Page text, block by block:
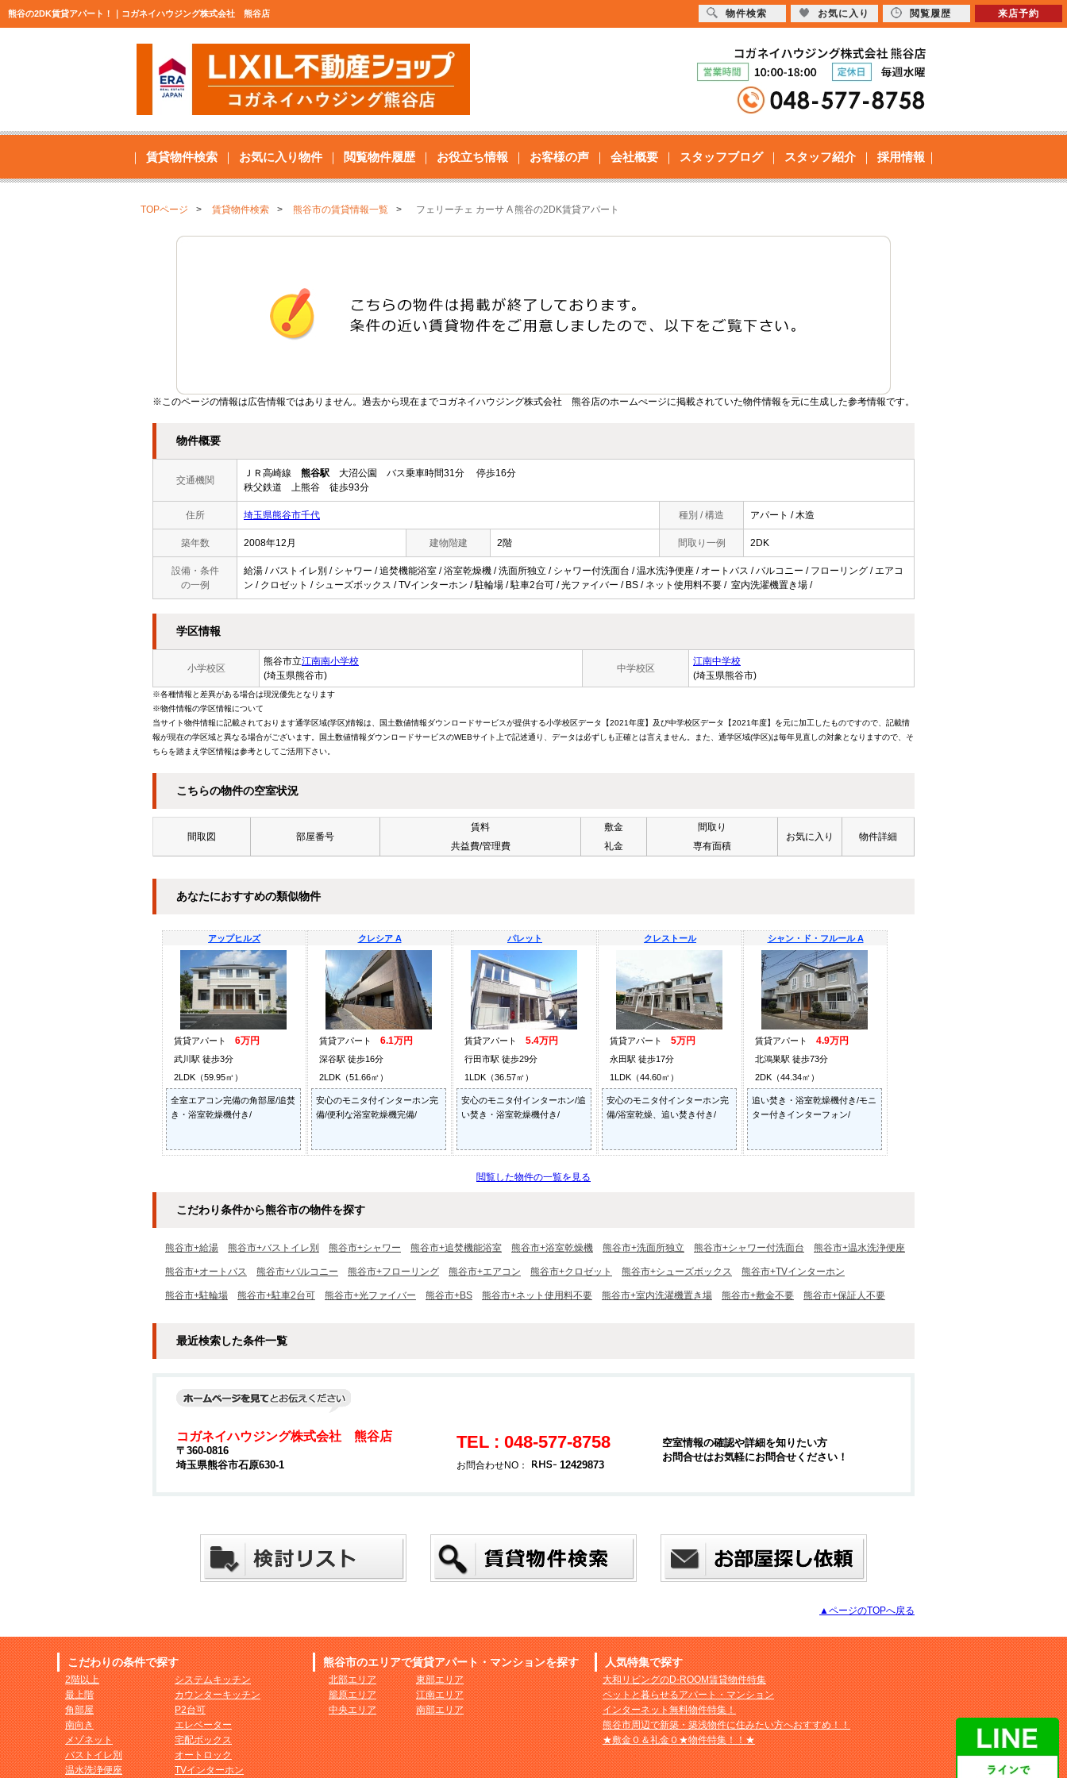
熊谷の2DK賃貸アパート！｜コガネイハウジング株式会社 熊谷店
賃貸物件検索 お気に入り物件 閲覧物件履歴 お役立ち情報 お客様の声 会社概要 スタッフブログ スタッフ紹介 採用情報
TOPページ 賃貸物件検索 熊谷市の賃貸情報一覧 フェリーチェ カーサ A 熊谷の2DK賃貸アパート
※このページの情報は広告情報ではありません。過去から現在までコガネイハウジング株式会社 熊谷店のホームぺージに掲載されていた物件情報を元に生成した参考情報です。
物件概要
交通機関
ＪＲ高崎線 熊谷駅 大沼公園 バス乗車時間31分 停歩16分
秩父鉄道 上熊谷 徒歩93分
住所 埼玉県熊谷市千代 種別 / 構造 アパート / 木造
築年数 2008年12月 建物階建 2階 間取り一例 2DK
設備・条件
の一例
給湯 / バストイレ別 / シャワー / 追焚機能浴室 / 浴室乾燥機 / 洗面所独立 / シャワー付洗面台 / 温水洗浄便座 / オートバス / バルコニー / フローリング / エアコ
ン / クロゼット / シューズボックス / TVインターホン / 駐輪場 / 駐車2台可 / 光ファイバー / BS / ネット使用料不要 / 室内洗濯機置き場 /
学区情報
小学校区
熊谷市立江南南小学校
(埼玉県熊谷市)
中学校区
江南中学校
(埼玉県熊谷市)
※各種情報と差異がある場合は現況優先となります
※物件情報の学区情報について
当サイト物件情報に記載されております通学区域(学区)情報は、国土数値情報ダウンロードサービスが提供する小学校区データ【2021年度】及び中学校区データ【2021年度】を元に加工したものですので、記載情
報が現在の学区域と異なる場合がございます。国土数値情報ダウンロードサービスのWEBサイト上で記述通り、データは必ずしも正確とは言えません。また、通学区域(学区)は毎年見直しの対象となりますので、そ
ちらを踏まえ学区情報は参考としてご活用下さい。
こちらの物件の空室状況
間取図 部屋番号
賃料
共益費/管理費
敷金
礼金
間取り
専有面積
お気に入り 物件詳細
あなたにおすすめの類似物件
アップヒルズ
賃貸アパート 6万円
武川駅 徒歩3分
2LDK（59.95㎡）
全室エアコン完備の角部屋/追焚
き・浴室乾燥機付き/
クレシア A
賃貸アパート 6.1万円
深谷駅 徒歩16分
2LDK（51.66㎡）
安心のモニタ付インターホン完
備/便利な浴室乾燥機完備/
パレット
賃貸アパート 5.4万円
行田市駅 徒歩29分
1LDK（36.57㎡）
安心のモニタ付インターホン/追
い焚き・浴室乾燥機付き/
クレストール
賃貸アパート 5万円
永田駅 徒歩17分
1LDK（44.60㎡）
安心のモニタ付インターホン完
備/浴室乾燥、追い焚き付き/
シャン・ド・フルール A
賃貸アパート 4.9万円
北鴻巣駅 徒歩73分
2DK（44.34㎡）
追い焚き・浴室乾燥機付き/モニ
ター付きインターフォン/
閲覧した物件の一覧を見る
こだわり条件から熊谷市の物件を探す
熊谷市+給湯 熊谷市+バストイレ別 熊谷市+シャワー 熊谷市+追焚機能浴室 熊谷市+浴室乾燥機 熊谷市+洗面所独立 熊谷市+シャワー付洗面台 熊谷市+温水洗浄便座
熊谷市+オートバス 熊谷市+バルコニー 熊谷市+フローリング 熊谷市+エアコン 熊谷市+クロゼット 熊谷市+シューズボックス 熊谷市+TVインターホン
熊谷市+駐輪場 熊谷市+駐車2台可 熊谷市+光ファイバー 熊谷市+BS 熊谷市+ネット使用料不要 熊谷市+室内洗濯機置き場 熊谷市+敷金不要 熊谷市+保証人不要
最近検索した条件一覧
コガネイハウジング株式会社 熊谷店
〒360-0816
埼玉県熊谷市石原630-1
TEL : 048-577-8758
お問合わせNO： 12429873
空室情報の確認や詳細を知りたい方
お問合せはお気軽にお問合せください！
▲ページのTOPへ戻る
こだわりの条件で探す
2階以上
最上階
角部屋
南向き
メゾネット
バストイレ別
温水洗浄便座
システムキッチン
カウンターキッチン
P2台可
エレベーター
宅配ボックス
オートロック
TVインターホン
熊谷市のエリアで賃貸アパート・マンションを探す
北部エリア
籠原エリア
中央エリア
東部エリア
江南エリア
南部エリア
人気特集で探す
大和リビングのD-ROOM賃貸物件特集
ペットと暮らせるアパート・マンション
インターネット無料物件特集！
熊谷市周辺で新築・築浅物件に住みたい方へおすすめ！！
★敷金０＆礼金０★物件特集！！★
物件検索 お気に入り 閲覧履歴 来店予約